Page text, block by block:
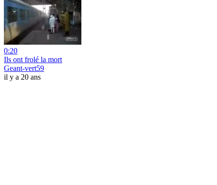
0:20
Ils ont frolé la mort
Geant-vert59
il y a 20 ans